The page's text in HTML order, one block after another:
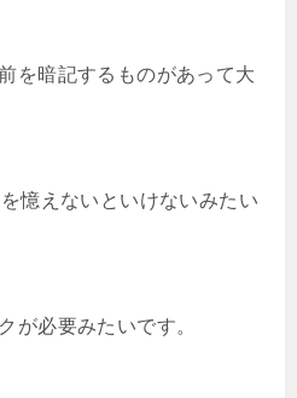
を暗記するものがあって大
憶えないといけないみたい
が必要みたいです。